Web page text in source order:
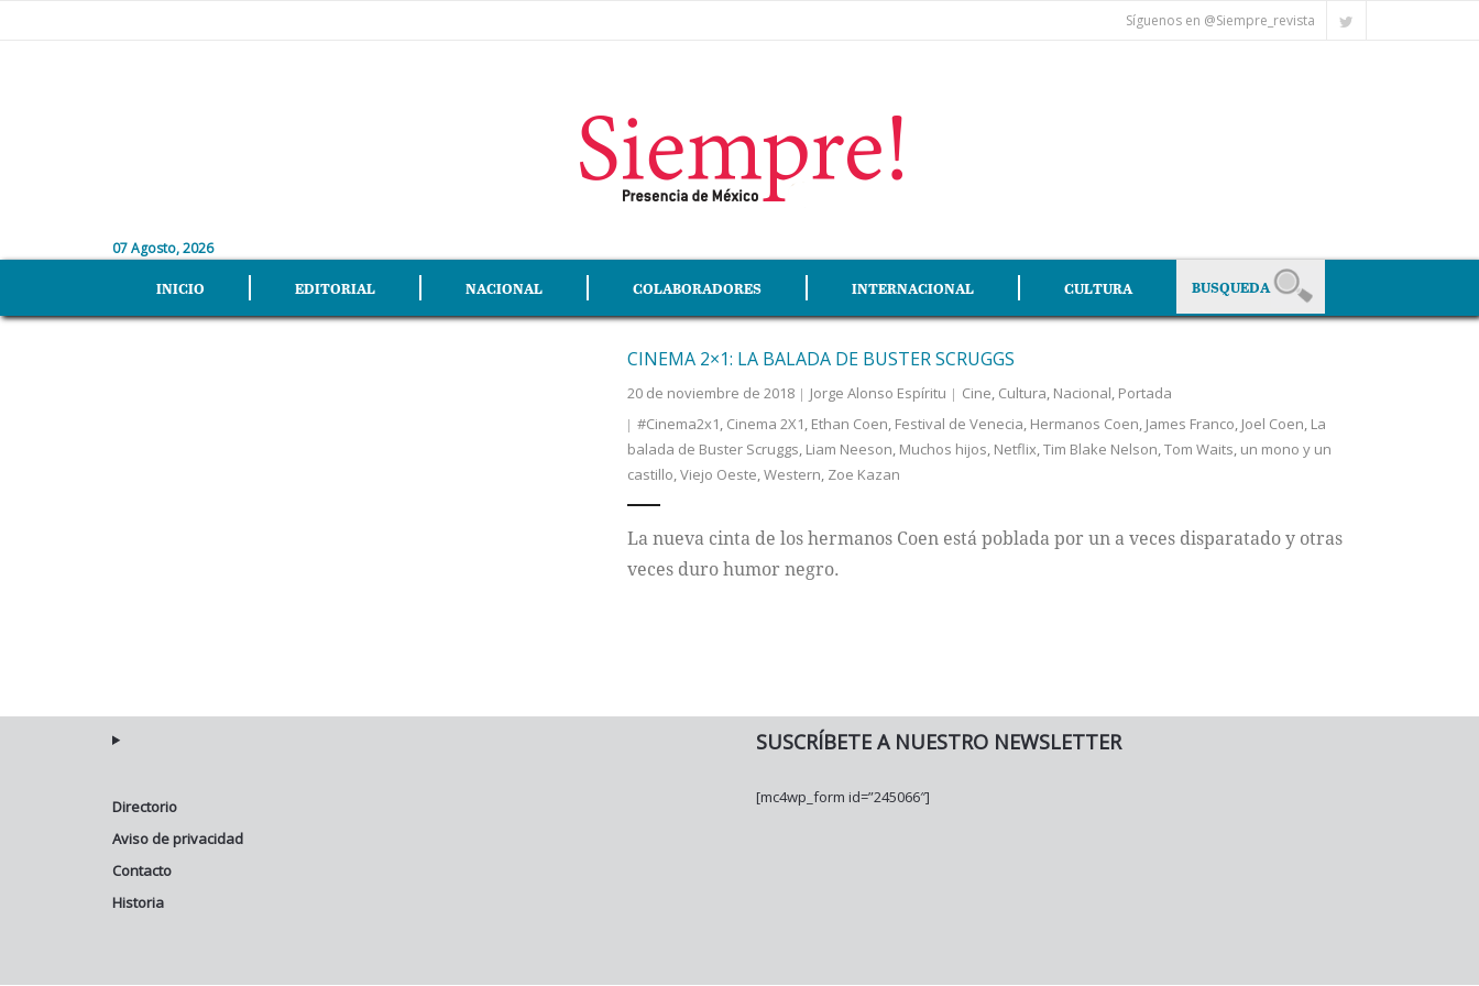
Síguenos en @Siempre_revista
07 Agosto, 2026
INICIO EDITORIAL NACIONAL COLABORADORES INTERNACIONAL CULTURA
CINEMA 2×1: LA BALADA DE BUSTER SCRUGGS
20 de noviembre de 2018 Jorge Alonso Espíritu Cine, Cultura, Nacional, Portada
#Cinema2x1, Cinema 2X1, Ethan Coen, Festival de Venecia, Hermanos Coen, James Franco, Joel Coen, La
balada de Buster Scruggs, Liam Neeson, Muchos hijos, Netflix,Tim Blake Nelson,Tom Waits, un mono y un
castillo,Viejo Oeste,Western, Zoe Kazan
La nueva cinta de los hermanos Coen está poblada por un a veces disparatado y otras
veces duro humor negro.
Directorio
Aviso de privacidad
Contacto
Historia
SUSCRÍBETE A NUESTRO NEWSLETTER
[mc4wp_form id=”245066″]